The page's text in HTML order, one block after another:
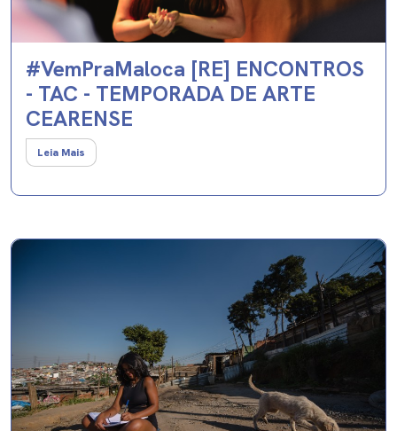
#VemPraMaloca [RE] ENCONTROS
- TAC - TEMPORADA DE ARTE
CEARENSE
Leia Mais